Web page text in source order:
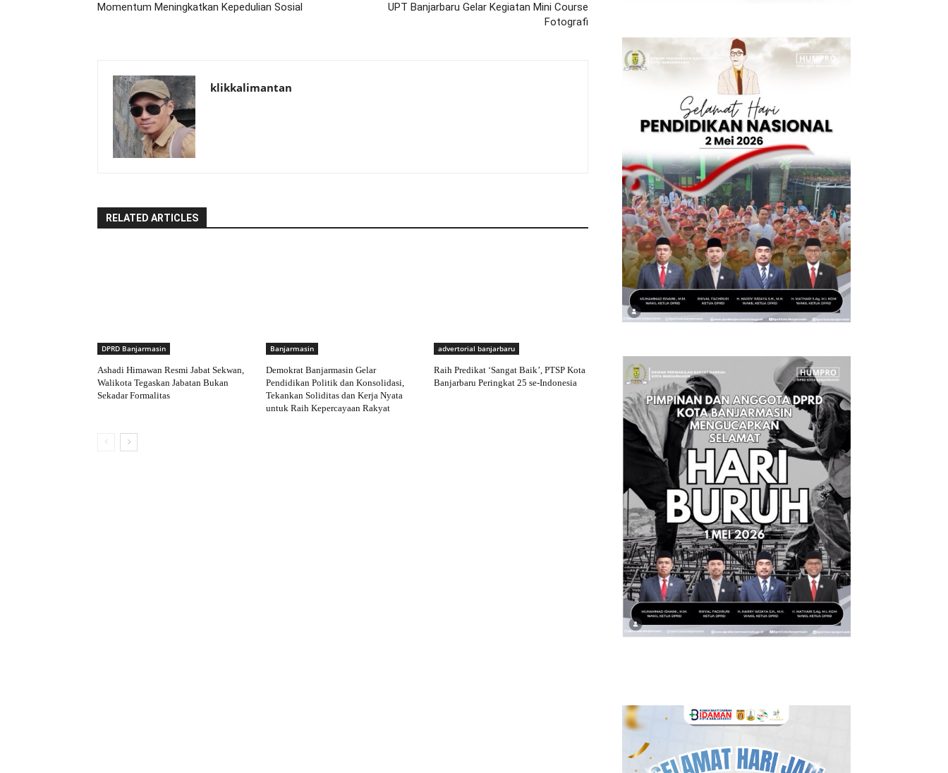
Momentum Meningkatkan Kepedulian Sosial
UPT Banjarbaru Gelar Kegiatan Mini Course
Fotografi
klikkalimantan
RELATED ARTICLES
DPRD Banjarmasin
Ashadi Himawan Resmi Jabat Sekwan,
Walikota Tegaskan Jabatan Bukan
Sekadar Formalitas
Banjarmasin
Demokrat Banjarmasin Gelar
Pendidikan Politik dan Konsolidasi,
Tekankan Soliditas dan Kerja Nyata
untuk Raih Kepercayaan Rakyat
advertorial banjarbaru
Raih Predikat ‘Sangat Baik’, PTSP Kota
Banjarbaru Peringkat 25 se-Indonesia